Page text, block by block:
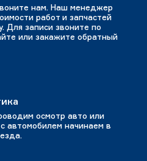
нам. Наш менеджер
работ и запчастей
Для записи звоните по
или закажите обратный
осмотр авто или
автомобилем начинаем в